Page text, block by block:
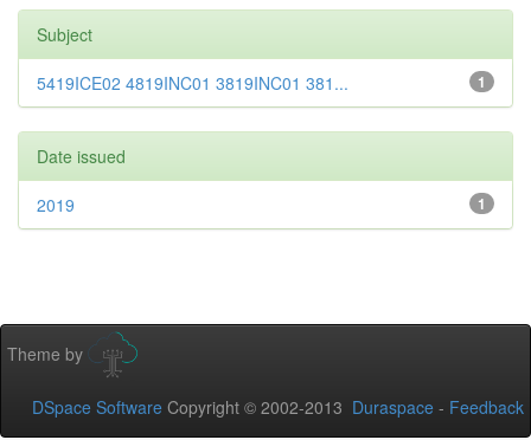
Subject
1
5419ICE02 4819INC01 3819INC01 381...
Date issued
1
2019
Theme by
DSpace Software Copyright © 2002-2013 Duraspace - Feedback